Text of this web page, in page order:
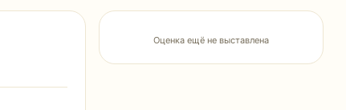
Оценка ещё не выставлена